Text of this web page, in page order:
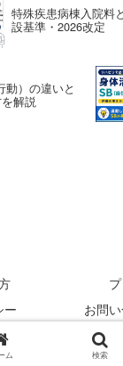
特殊疾患病棟入院料
設基準・2026改定
動）の違いと
解説
ー
お問
2022 rehabilikun.
ム 検索